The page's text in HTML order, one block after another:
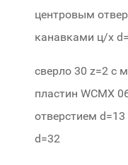
центровым
канавками ц/х
сверло 30 z=2 с
пластин WCMX
отверстием
d=32